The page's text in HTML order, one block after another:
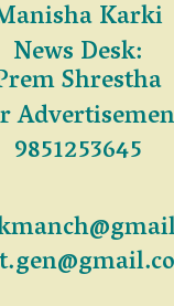
Karki
News Desk:
Shrestha
9851253645